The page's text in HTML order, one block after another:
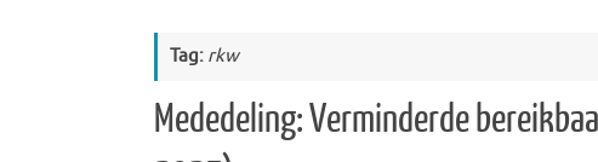
Tag: rkw
Mededeling: Verminderde